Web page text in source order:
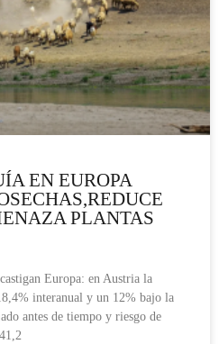
EN EUROPA
PLANTAS
Europa: en Austria la
interanual y un 12% bajo la
antes de tiempo y riesgo de